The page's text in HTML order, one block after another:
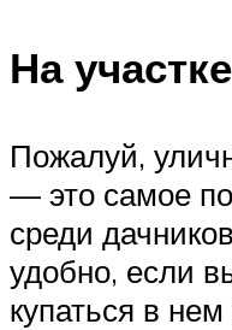
На
Пожалуй,
— это самое
среди
удобно, если
купаться в